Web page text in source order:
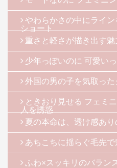
やわらかさの中にライ
ショート
重さと軽さが描き出す
少年っぽいのに 可愛い
外国の男の子を気取った
ときおり見せる フェミ
人を誘惑
夏の本命は、透け感あ
あちこちに揺らぐ毛先
ふわ×スッキリのバラン